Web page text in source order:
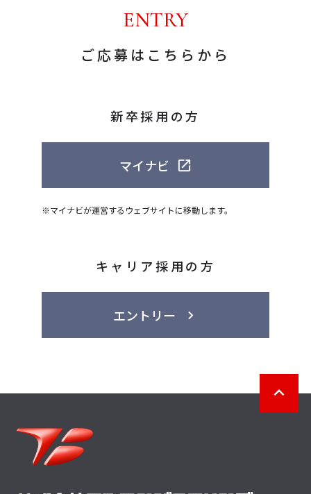
ENTRY
ご応募はこちらから
新卒採用の方
マイナビ
※マイナビが運営するウェブサイトに移動します。
キャリア採用の方
エントリー